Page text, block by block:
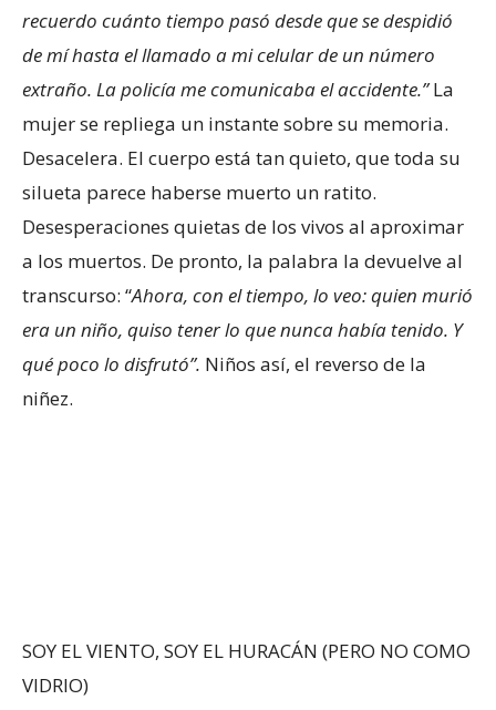
recuerdo cuánto tiempo pasó desde que se despidió
de mí hasta el llamado a mi celular de un número
extraño. La policía me comunicaba el accidente.”La
mujer se repliega un instante sobre su memoria.
Desacelera. El cuerpo está tan quieto, que toda su
silueta parece haberse muerto un ratito.
Desesperaciones quietas de los vivos al aproximar
a los muertos. De pronto, la palabra la devuelve al
transcurso: “Ahora, con el tiempo, lo veo: quien murió
era un niño, quiso tener lo que nunca había tenido. Y
qué poco lo disfrutó”. Niños así, el reverso de la
niñez.
SOY EL VIENTO, SOY EL HURACÁN (PERO NO COMO
VIDRIO)